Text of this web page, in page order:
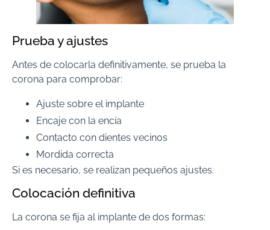
Prueba y ajustes
Antes de colocarla definitivamente, se prueba la
corona para comprobar:
Ajuste sobre el implante
Encaje con la encía
Contacto con dientes vecinos
Mordida correcta
Si es necesario, se realizan pequeños ajustes.
Colocación definitiva
La corona se fija al implante de dos formas: